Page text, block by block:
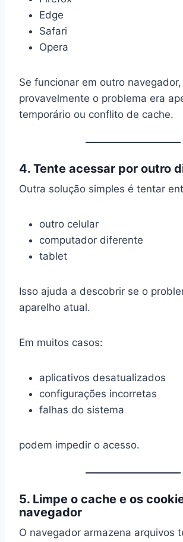
Edge
Safari
Opera
Se funcionar em outro navegador,
provavelmente o problema era
temporário ou conflito de cache.
4. Tente acessar por outro
Outra solução simples é tentar
outro celular
computador diferente
tablet
Isso ajuda a descobrir se o
aparelho atual.
Em muitos casos:
aplicativos desatualizados
configurações incorretas
falhas do sistema
podem impedir o acesso.
5. Limpe o cache e os
navegador
O navegador armazena arquivos